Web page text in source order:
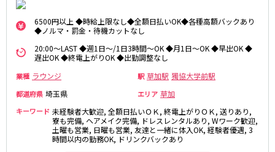
6500円以上 ◆時給上限なし◆全額日払いOK◆各種高額バックあり
◆ノルマ・罰金・待機カットなし
20:00～LAST ◆週1日～/1日3時間～OK ◆月1日～OK ◆早出OK ◆
遅出OK ◆終電上がりOK ◆出勤調整なし
業種 ラウンジ 駅 草加駅 獨協大学前駅
都道府県 埼玉県 エリア 草加
キーワード 未経験者大歓迎, 全額日払いＯＫ, 終電上がりＯＫ, 送りあり,
寮も完備, ヘアメイク完備, ドレスレンタルあり, Wワーク歓迎,
土曜も営業, 日曜も営業, 友達と一緒に体入OK, 経験者優遇, 3
時間以内の勤務OK, ドリンクバックあり
渋谷駅
武蔵小杉駅
中目黒駅
自由が丘駅
代官山駅
新丸子駅
学芸大学駅
綱島駅
祐天寺駅
元住吉駅
日吉駅
菊名駅
東急目黒線